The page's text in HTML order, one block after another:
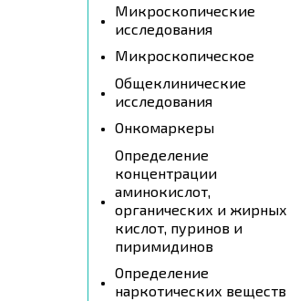
Микроскопические
исследования
Микроскопическое
Общеклинические
исследования
Онкомаркеры
Определение
концентрации
аминокислот,
органических и жирных
кислот, пуринов и
пиримидинов
Определение
наркотических веществ